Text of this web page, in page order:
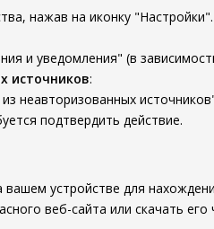
нажав на иконку "Настройки".
и уведомления" (в
источников:
неавторизованных
подтвердить действие.
устройстве для
веб-сайта или скачать его